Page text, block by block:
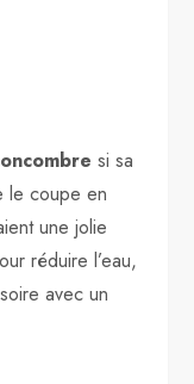
si sa
le coupe en
une jolie
réduire l’eau,
avec un